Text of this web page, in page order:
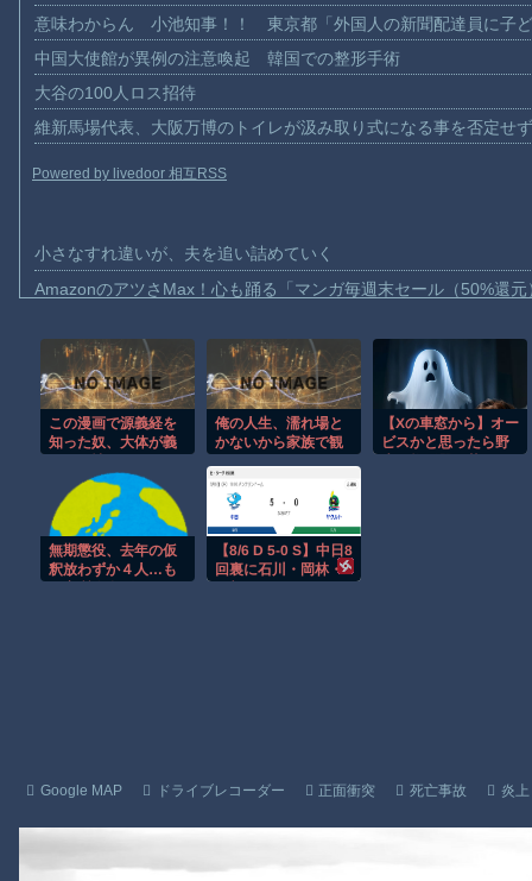
意味わからん 小池知事！！ 東京都「外国人の新聞配達員に子
中国大使館が異例の注意喚起 韓国での整形手術
大谷の100人ロス招待
維新馬場代表、大阪万博のトイレが汲み取り式になる事を否定せ
Powered by livedoor 相互RSS
小さなすれ違いが、夫を追い詰めていく
AmazonのアツさMax！心も踊る「マンガ毎週末セール（50%還
【画像】十二支合体！！ところでその前足、猫じゃね？
【動画】ロシア軍のドローンをネット発射装置で撃墜するウクラ
【動画】逃げる判断はやっ！埼玉でスマホ運転のプリウスに当て
渡邊渚さん「私がPTSDと診断された当時、世間はまだPTSDと
【動画】自動ドアの仕組みを理解した富山のツバメが賢い。
【朗報】Amazon、汗が飛び散る灼熱の「マンガ毎週末セール（
この漫画で源義経を
知った奴、大体が義
なるｗｗｗｗｗｗｗ
ｗ
俺の人生、濡れ場と
かないから家族で観
【Xの車窓から】オー
ビスかと思ったら野
無期懲役、去年の仮
釈放わずか４人…も
【8/6 D 5-0 S】中日8
回裏に石川・岡林・
Google MAP ドライブレコーダー 正面衝突 死亡事故 炎上